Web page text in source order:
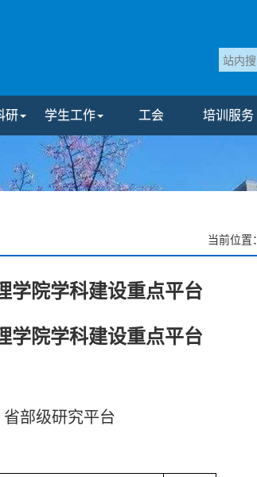
研 学生工作 工会 培训服务
当前位置：
学院学科建设重点平台
学院学科建设重点平台
省部级研究平台